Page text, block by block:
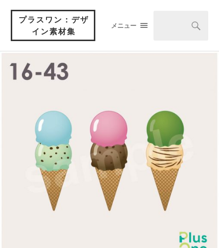
プラスワン：デザ
イン素材集
メニュー